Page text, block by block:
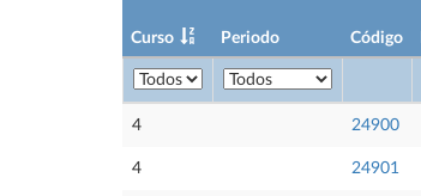
Curso Periodo Código
4 24900
4 24901